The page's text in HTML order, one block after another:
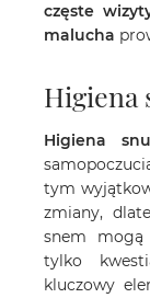
częste
malucha
Higiena
Higiena
tym
zmiany,
snem mogą
tylko
kluczowy